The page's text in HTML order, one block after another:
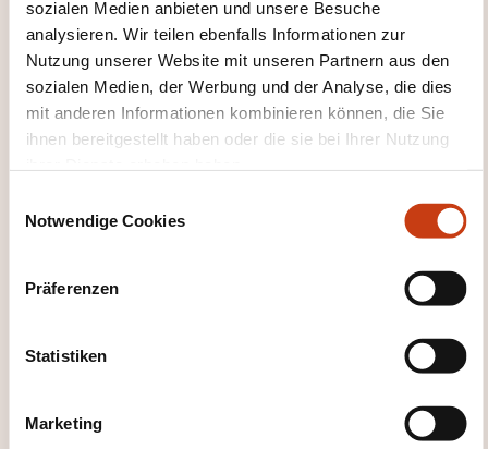
sozialen Medien anbieten und unsere Besuche
analysieren. Wir teilen ebenfalls Informationen zur
Nutzung unserer Website mit unseren Partnern aus den
sozialen Medien, der Werbung und der Analyse, die dies
mit anderen Informationen kombinieren können, die Sie
ihnen bereitgestellt haben oder die sie bei Ihrer Nutzung
Notwendige Cookies
Präferenzen
Statistiken
Marketing
Methoden zur bewussten Auswahl nachhaltiger
Produkte.
Energieetiketten als Entscheidungshilfe
Produktinformationen bei Reparatur- oder
Einfache Selbstreparaturen
Fachwissen behoben werden (z.B. falsch
eingesetzte Bauteile, Verschmutzung).
Überlegungen bei professionellen Reparaturen